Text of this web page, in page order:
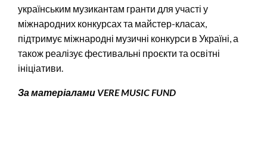
українським музикантам гранти для участі у
міжнародних конкурсах та майстер-класах,
підтримує міжнародні музичні конкурси в Україні, а
також реалізує фестивальні проєкти та освітні
ініціативи.
За матеріалами VERE MUSIC FUND